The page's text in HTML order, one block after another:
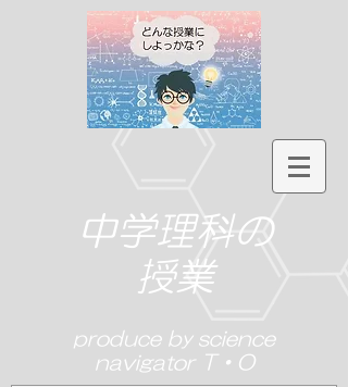
中学理科の
授業
produce by science
navigator T・O